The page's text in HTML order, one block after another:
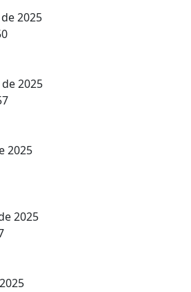
2025
2025
2025
2025